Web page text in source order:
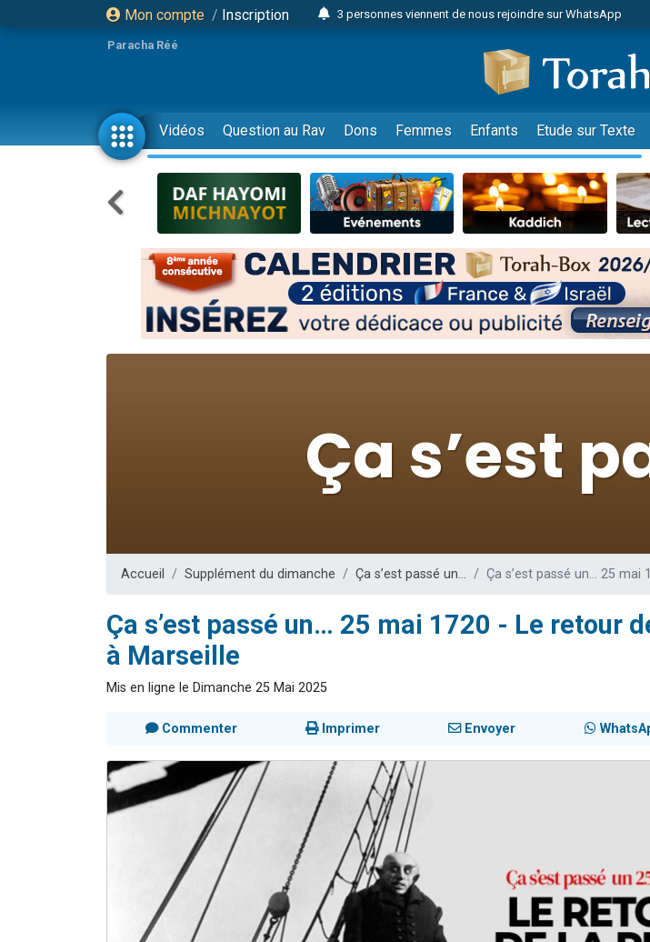
Mon compte / Inscription
3 personnes viennent de nous rejoindre sur WhatsApp
3 personnes viennent de faire un don pour 5 jours de
3 personnes viennent de faire un don pour Diane, 80
2 personnes viennent de nous rejoindre sur WhatsApp
13 personnes viennent de demander une bénédiction
30 personnes viennent de faire un don pour Sauvez la
Il reste 49 places pour étudier en groupe sur Zoom
12 nouvelles musiques dans Torah-Box Music
3 personnes viennent de nous rejoindre sur WhatsApp
2 personnes viennent de nous rejoindre sur WhatsApp
2 nouvelles musiques dans Torah-Box Music
3 personnes viennent de nous rejoindre sur WhatsApp
Il reste 49 places pour étudier en groupe sur Zoom
Ariel vient de donner son Maasser
Paracha Réé
Vidéos Question au Rav Dons Femmes Enfants Etude sur Texte
Accueil Supplément du dimanche Ça s’est passé un… Ça s’est passé un… 25 mai
Ça s’est passé un… 25 mai 1720 - Le retour
à Marseille
Mis en ligne le Dimanche 25 Mai 2025
Commenter Imprimer Envoyer